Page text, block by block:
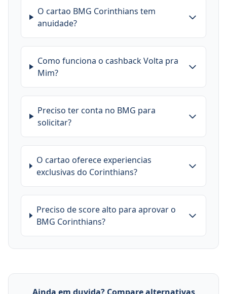
O cartao BMG Corinthians tem
anuidade?
Como funciona o cashback Volta pra
Mim?
Preciso ter conta no BMG para
solicitar?
O cartao oferece experiencias
exclusivas do Corinthians?
Preciso de score alto para aprovar o
BMG Corinthians?